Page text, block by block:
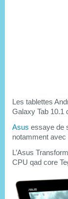
Les tablettes
Galaxy Tab 10.1
Asus essaye de
notamment
L’Asus
CPU qad core